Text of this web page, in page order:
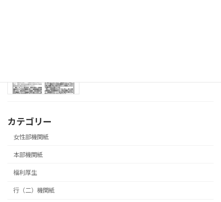
カテゴリー
女性部機関紙
本部機関紙
福利厚生
行（二）機関紙